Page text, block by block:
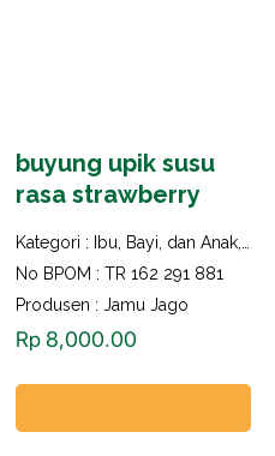
Imun Booster
buyung upik susu
rasa strawberry
Kategori : Ibu, Bayi, dan Anak
No BPOM : TR 162 291 881
Produsen : Jamu Jago
Rp8,000.00